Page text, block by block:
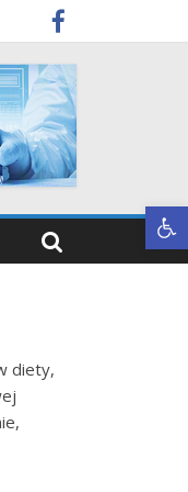
Otwórz pasek narzędzi
diety,